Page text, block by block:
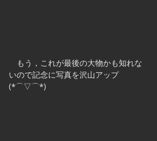
もう，これが最後の大物かも知れな
いので記念に写真を沢山アップ
(*⌒▽⌒*)